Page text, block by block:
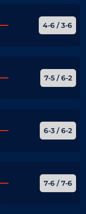
4-6 / 3-6
7-5 / 6-2
6-3 / 6-2
7-6 / 7-6